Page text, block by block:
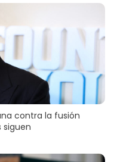
contra la fusión